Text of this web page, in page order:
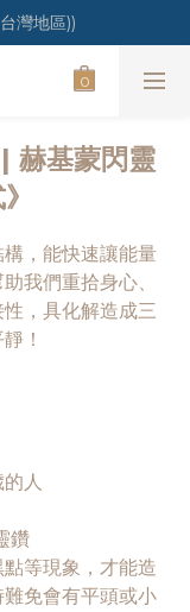
灣地區))
赫基蒙閃靈
，能快速讓能量
我們重拾身心、
，具化解造成三
！
人
鑽
等現象，才能造
免會有平頭或小